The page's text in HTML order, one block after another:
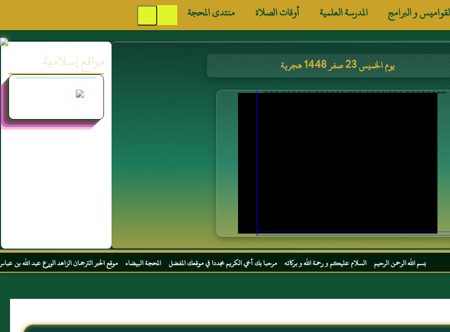
و البرامج المدرسة العلمية أوقات الصلاة منتدى المحجة
يوم الخميس 23 صفر 1448 هجرية مواقع إسلامية
الرحمن الرحيم السلام عليكم و رحمة الله و بركاته مرحبا بك أخي الكريم مجددا في موقعك المفضل المحجة البيضاء موقع الحبر الترجمان الزاهد الورع عبد الله بن عباس رضي الله عنهما